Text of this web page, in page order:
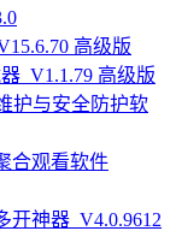
高级版
_V1.1.79 高级版
护与安全防护软
合观看软件
开神器_V4.0.9612